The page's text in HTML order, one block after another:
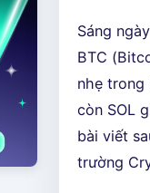
Sáng
BTC
nhẹ trong
còn SOL
bài viết
trường